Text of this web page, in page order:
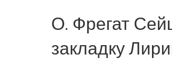
О. Фрегат
закладку